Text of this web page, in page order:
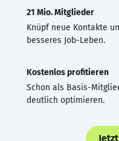
21 Mio. Mitglieder
Knüpf neue Kontakte
besseres Job-Leben.
Kostenlos profitieren
Schon als Basis-
deutlich optimieren.